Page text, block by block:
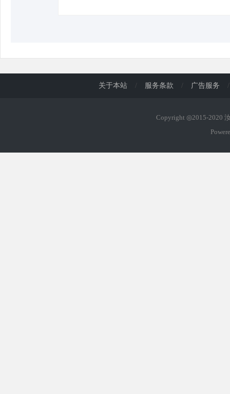
关于本站 / 服务条款 / 广告服务 /
Copyright ◎2015-2020